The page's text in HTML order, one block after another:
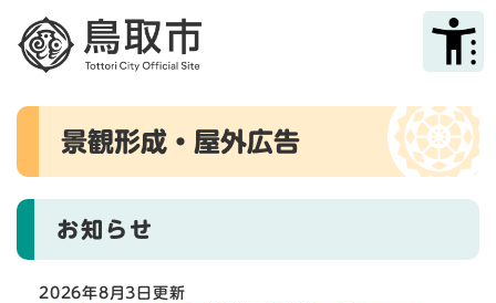
メニューを飛ばして本文へ
本
景観形成・屋外広告
お知らせ
2026年8月3日更新